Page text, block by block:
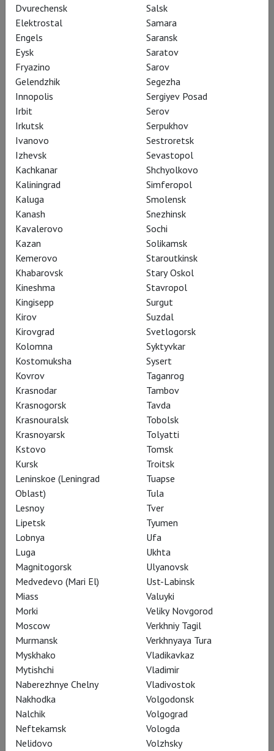
Трагическая семейная
фреска разворачивается
на протяжении двух
часов двадцати минут и
вмещает более полувека
истории – от расцвета
Belle Époque до
середины 1950-х, когда
Европа приходила в себя
после апокалипсиса
Холокоста и Второй
Леопольдштадт – еврейский квартал
Вены, где живёт семья Мерцев,
большая и дружная, несмотря на
вавилонское смешение интересов и
религий: супружеские узы давно
породнили иудеев, протестантов и
католиков. Герман Мерц ( Евгений
Редько
) – фабрикант, его шурин
Людвиг (
Александр Доронин) –
математик; одного волнует
текстиль, другого – гипотеза Римана,
но все говорят на одном языке, и
будущее выглядит надёжным и
безопасным. Наступает 1900-й год, у
Мерцев царит новогодний
Dvurechensk
Elektrostal
Engels
Eysk
Fryazino
Gelendzhik
Innopolis
Irbit
Irkutsk
Ivanovo
Izhevsk
Kachkanar
Kaliningrad
Kaluga
Kanash
Kavalerovo
Kazan
Kemerovo
Khabarovsk
Kineshma
Kingisepp
Kirov
Kirovgrad
Kolomna
Kostomuksha
Kovrov
Krasnodar
Krasnogorsk
Krasnouralsk
Krasnoyarsk
Kstovo
Kursk
Leninskoe (Leningrad
Oblast)
Lesnoy
Lipetsk
Lobnya
Luga
Magnitogorsk
Medvedevo (Mari El)
Miass
Morki
Moscow
Murmansk
Myskhako
Mytishchi
Naberezhnye Chelny
Nakhodka
Nalchik
Neftekamsk
Nelidovo
Salsk
Samara
Saransk
Saratov
Sarov
Segezha
Sergiyev Posad
Serov
Serpukhov
Sestroretsk
Sevastopol
Shchyolkovo
Simferopol
Smolensk
Snezhinsk
Sochi
Solikamsk
Staroutkinsk
Stary Oskol
Stavropol
Surgut
Suzdal
Svetlogorsk
Syktyvkar
Sysert
Taganrog
Tambov
Tavda
Tobolsk
Tolyatti
Tomsk
Troitsk
Tuapse
Tula
Tver
Tyumen
Ufa
Ukhta
Ulyanovsk
Ust-Labinsk
Valuyki
Veliky Novgorod
Verkhniy Tagil
Verkhnyaya Tura
Vladikavkaz
Vladimir
Vladivostok
Volgodonsk
Volgograd
Vologda
Volzhsky